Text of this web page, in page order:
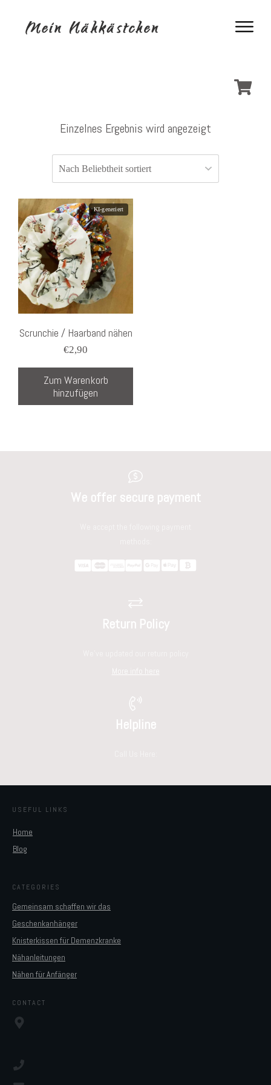
Einzelnes Ergebnis wird angezeigt
Scrunchie / Haarband nähen
€2,90
Zum Warenkorb
hinzufügen
We offer secure payment
Return Policy
More info here
Helpline
USEFUL LINKS
Home
Blog
CATEGORIES
Gemeinsam schaffen wir das
Geschenkanhänger
Knisterkissen für Demenzkranke
Nähanleitungen
Nähen für Anfänger
CONTACT